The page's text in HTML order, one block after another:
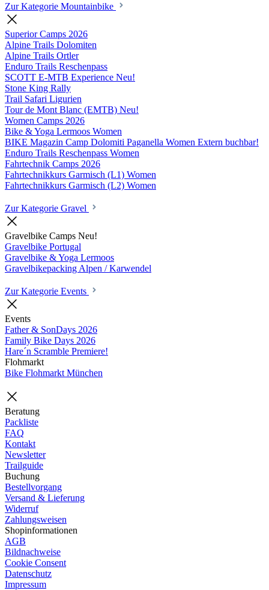
Zur Kategorie Mountainbike
Superior Camps 2026
Alpine Trails Dolomiten
Alpine Trails Ortler
Enduro Trails Reschenpass
SCOTT E-MTB Experience Neu!
Stone King Rally
Trail Safari Ligurien
Tour de Mont Blanc (EMTB) Neu!
Women Camps 2026
Bike & Yoga Lermoos Women
BIKE Magazin Camp Dolomiti Paganella Women Extern buchbar!
Enduro Trails Reschenpass Women
Fahrtechnik Camps 2026
Fahrtechnikkurs Garmisch (L1) Women
Fahrtechnikkurs Garmisch (L2) Women
Zur Kategorie Gravel
Gravelbike Camps Neu!
Gravelbike Portugal
Gravelbike & Yoga Lermoos
Gravelbikepacking Alpen / Karwendel
Zur Kategorie Events
Events
Father & SonDays 2026
Family Bike Days 2026
Hare´n Scramble Premiere!
Flohmarkt
Bike Flohmarkt München
Beratung
Packliste
FAQ
Kontakt
Newsletter
Trailguide
Buchung
Bestellvorgang
Versand & Lieferung
Widerruf
Zahlungsweisen
Shopinformationen
AGB
Bildnachweise
Cookie Consent
Datenschutz
Impressum